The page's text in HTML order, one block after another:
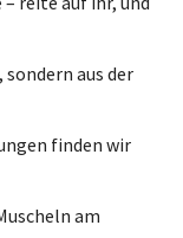
aus der
finden wir
am